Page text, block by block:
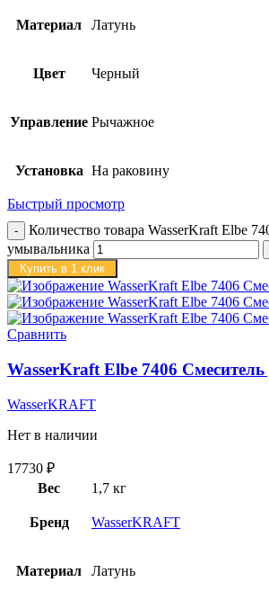
Материал Латунь
Цвет Черный
Управление Рычажное
Установка На раковину
Быстрый просмотр
Количество товара WasserKraft Elbe
умывальника
Купить в 1 клик
Сравнить
WasserKraft Elbe 7406 Смеситель
WasserKRAFT
Нет в наличии
17730 ₽
Вес
1,7 кг
Бренд WasserKRAFT
Материал Латунь